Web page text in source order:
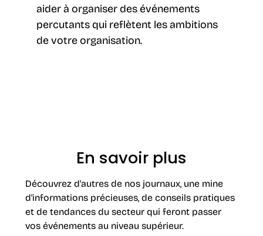
aider à organiser des événements
percutants qui reflètent les ambitions
de votre organisation.
En savoir plus
Découvrez d'autres de nos journaux, une mine
d'informations précieuses, de conseils pratiques
et de tendances du secteur qui feront passer
vos événements au niveau supérieur.